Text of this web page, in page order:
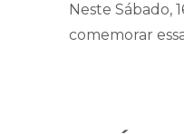
Neste Sábado,
comemorar